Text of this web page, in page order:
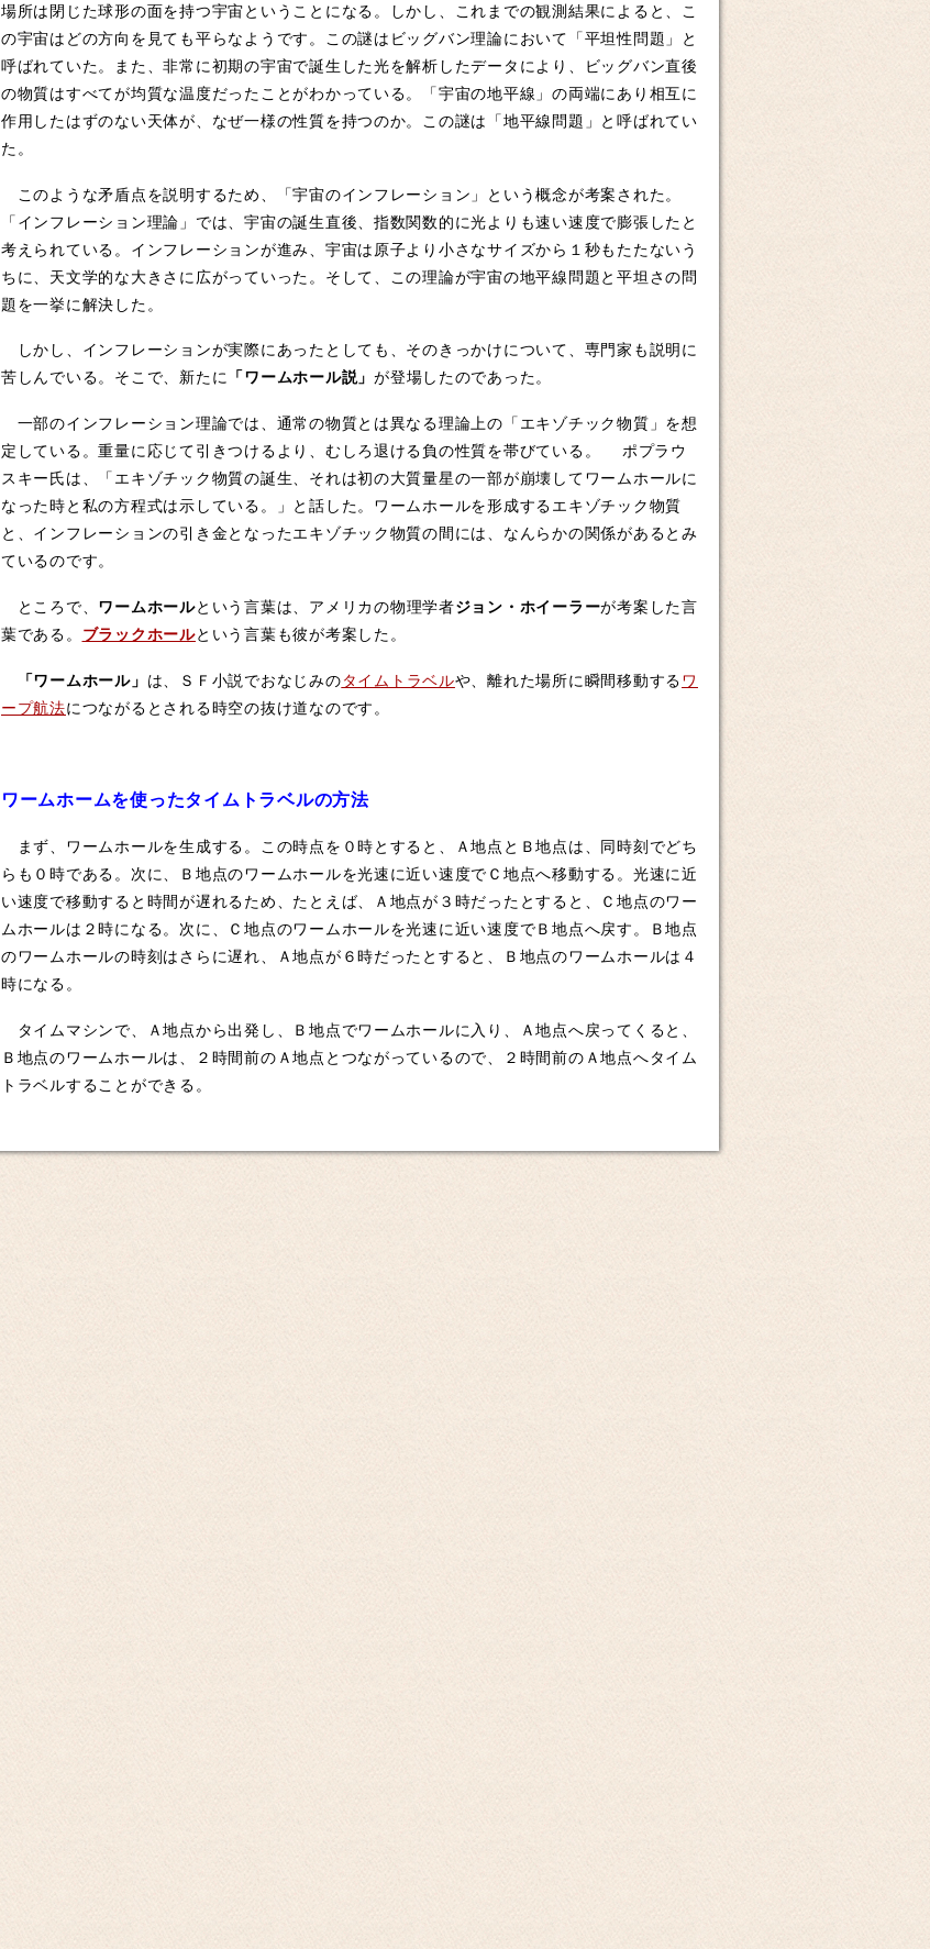
場所は閉じた球形の面を持つ宇宙ということになる。しかし、これまでの観測結果によると、こ
の宇宙はどの方向を見ても平らなようです。この謎はビッグバン理論において「平坦性問題」と
呼ばれていた。また、非常に初期の宇宙で誕生した光を解析したデータにより、ビッグバン直後
の物質はすべてが均質な温度だったことがわかっている。「宇宙の地平線」の両端にあり相互に
作用したはずのない天体が、なぜ一様の性質を持つのか。この謎は「地平線問題」と呼ばれてい
た。
このような矛盾点を説明するため、「宇宙のインフレーション」という概念が考案された。
「インフレーション理論」では、宇宙の誕生直後、指数関数的に光よりも速い速度で膨張したと
考えられている。インフレーションが進み、宇宙は原子より小さなサイズから１秒もたたないう
ちに、天文学的な大きさに広がっていった。そして、この理論が宇宙の地平線問題と平坦さの問
題を一挙に解決した。
しかし、インフレーションが実際にあったとしても、そのきっかけについて、専門家も説明に
苦しんでいる。そこで、新たに 「ワームホール説」が登場したのであった。
一部のインフレーション理論では、通常の物質とは異なる理論上の「エキゾチック物質」を想
定している。重量に応じて引きつけるより、むしろ退ける負の性質を帯びている。 ポプラウ
スキー氏は、「エキゾチック物質の誕生、それは初の大質量星の一部が崩壊してワームホールに
なった時と私の方程式は示している。」と話した。ワームホールを形成するエキゾチック物質
と、インフレーションの引き金となったエキゾチック物質の間には、なんらかの関係があるとみ
ているのです。
ところで、 ワームホールという言葉は、アメリカの物理学者ジョン・ホイーラーが考案した言
葉である。 ブラックホールという言葉も彼が考案した。
「ワームホール」 は、ＳＦ小説でおなじみのタイムトラベルや、離れた場所に瞬間移動するワ
ープ航法につながるとされる時空の抜け道なのです。
ワームホームを使ったタイムトラベルの方法
まず、ワームホールを生成する。この時点を０時とすると、Ａ地点とＢ地点は、同時刻でどち
らも０時である。次に、Ｂ地点のワームホールを光速に近い速度でＣ地点へ移動する。光速に近
い速度で移動すると時間が遅れるため、たとえば、Ａ地点が３時だったとすると、Ｃ地点のワー
ムホールは２時になる。次に、Ｃ地点のワームホールを光速に近い速度でＢ地点へ戻す。Ｂ地点
のワームホールの時刻はさらに遅れ、Ａ地点が６時だったとすると、Ｂ地点のワームホールは４
時になる。
タイムマシンで、Ａ地点から出発し、Ｂ地点でワームホールに入り、Ａ地点へ戻ってくると、
Ｂ地点のワームホールは、２時間前のＡ地点とつながっているので、２時間前のＡ地点へタイム
トラベルすることができる。